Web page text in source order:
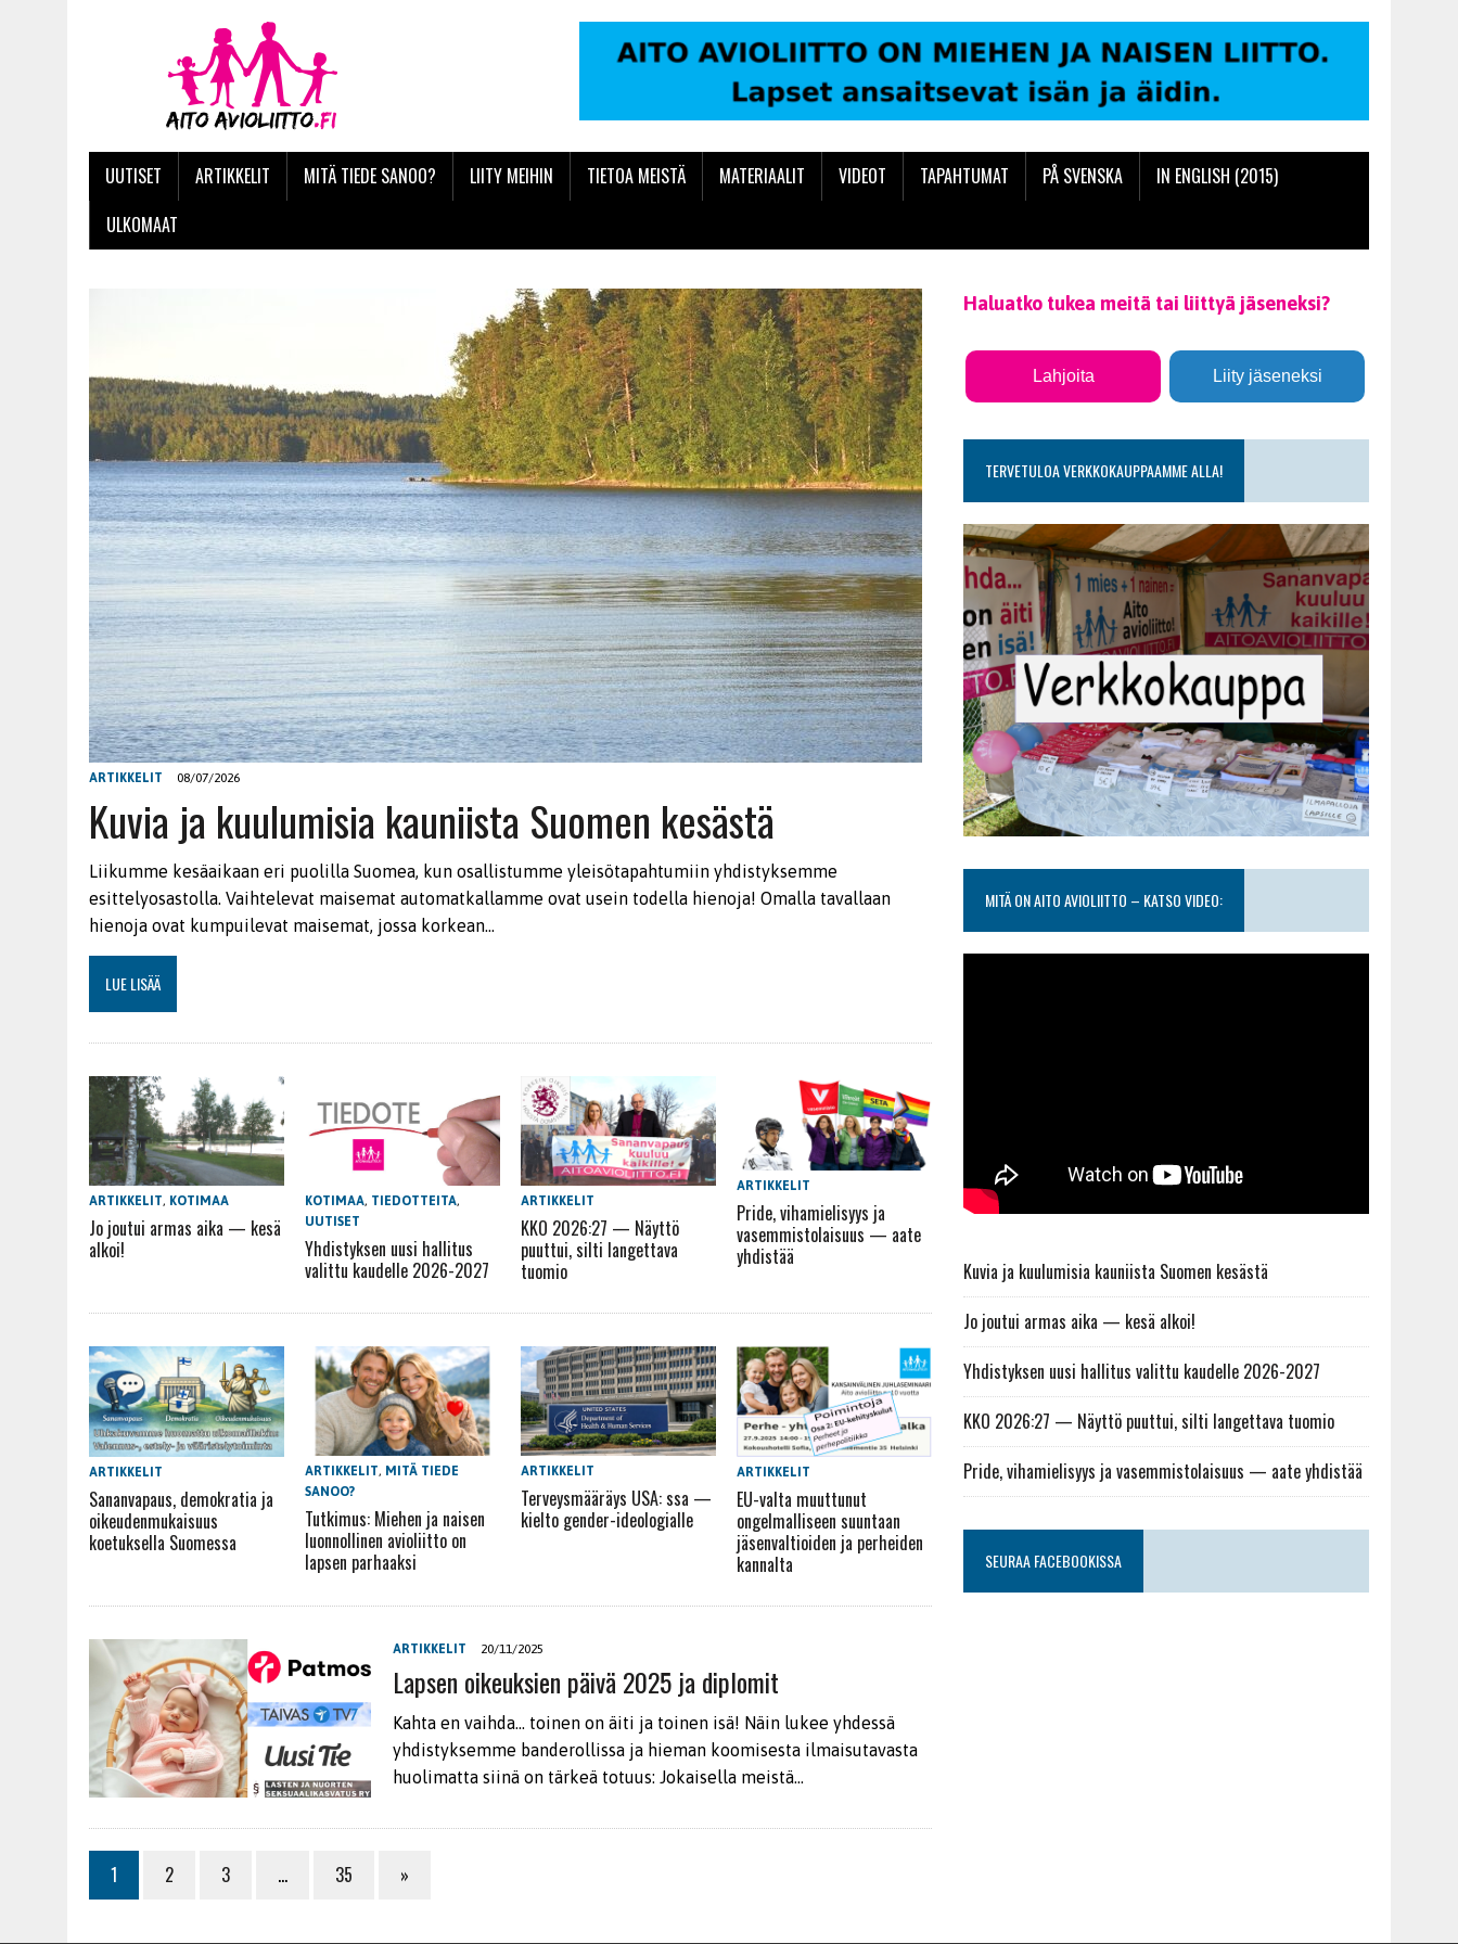
UUTISET ARTIKKELIT MITÄ TIEDE SANOO? LIITY MEIHIN TIETOA MEISTÄ MATERIAALIT VIDEOT TAPAHTUMAT PÅ SVENSKA
IN ENGLISH (2015)
ULKOMAAT
ARTIKKELIT 08/07/2026
Kuvia ja kuulumisia kauniista Suomen kesästä
Liikumme kesäaikaan eri puolilla Suomea, kun osallistumme yleisötapahtumiin yhdistyksemme
esittelyosastolla. Vaihtelevat maisemat automatkallamme ovat usein todella hienoja! Omalla tavallaan
hienoja ovat kumpuilevat maisemat, jossa korkean…
LUE LISÄÄ
ARTIKKELIT, KOTIMAA
Jo joutui armas aika — kesä
alkoi!
KOTIMAA, TIEDOTTEITA,
UUTISET
Yhdistyksen uusi hallitus
valittu kaudelle 2026-2027
ARTIKKELIT
KKO 2026:27 — Näyttö
puuttui, silti langettava
tuomio
ARTIKKELIT
Pride, vihamielisyys ja
vasemmistolaisuus — aate
yhdistää
ARTIKKELIT
Sananvapaus, demokratia ja
oikeudenmukaisuus
koetuksella Suomessa
ARTIKKELIT, MITÄ TIEDE
SANOO?
Tutkimus: Miehen ja naisen
luonnollinen avioliitto on
lapsen parhaaksi
ARTIKKELIT
Terveysmääräys USA: ssa —
kielto gender-ideologialle
ARTIKKELIT
EU-valta muuttunut
ongelmalliseen suuntaan
jäsenvaltioiden ja perheiden
kannalta
ARTIKKELIT 20/11/2025
Lapsen oikeuksien päivä 2025 ja diplomit
Kahta en vaihda… toinen on äiti ja toinen isä! Näin lukee yhdessä
yhdistyksemme banderollissa ja hieman koomisesta ilmaisutavasta
huolimatta siinä on tärkeä totuus: Jokaisella meistä…
1 2 3 … 35 »
Haluatko tukea meitä tai liittyä jäseneksi?
Lahjoita Liity jäseneksi
TERVETULOA VERKKOKAUPPAAMME ALLA!
MITÄ ON AITO AVIOLIITTO – KATSO VIDEO:
Kuvia ja kuulumisia kauniista Suomen kesästä
Jo joutui armas aika — kesä alkoi!
Yhdistyksen uusi hallitus valittu kaudelle 2026-2027
KKO 2026:27 — Näyttö puuttui, silti langettava tuomio
Pride, vihamielisyys ja vasemmistolaisuus — aate yhdistää
SEURAA FACEBOOKISSA